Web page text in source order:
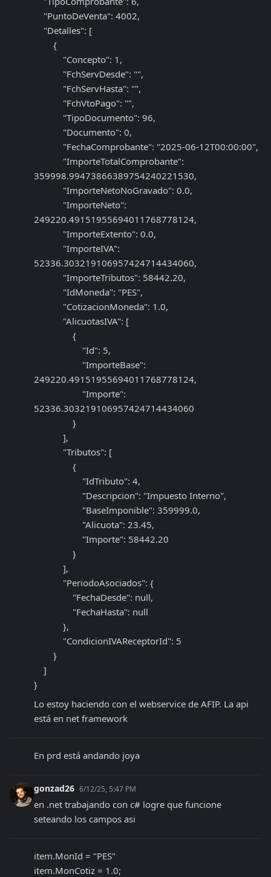
359998.99473866389754240221530,
249220.49151955694011768778124,
52336.303219106957424714434060,
249220.49151955694011768778124,
52336.303219106957424714434060
}
Lo estoy haciendo con el webservice de AFIP. La api
está en net framework
En prd está andando joya
gonzad26 6/12/25, 5:47 PM
en .net trabajando con c# logre que funcione
seteando los campos asi
item.MonId = "PES"
item.MonCotiz = 1.0;